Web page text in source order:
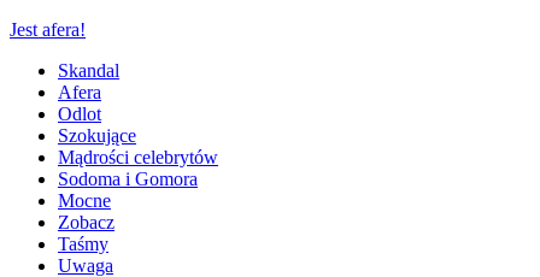
Jest afera!
Skandal
Afera
Odlot
Szokujące
Mądrości celebrytów
Sodoma i Gomora
Mocne
Zobacz
Taśmy
Uwaga